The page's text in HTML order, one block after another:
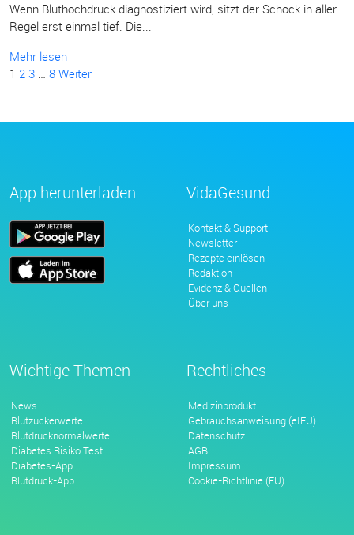
Wenn Bluthochdruck diagnostiziert wird, sitzt der Schock in aller
Regel erst einmal tief. Die...
Mehr lesen
1 2 3 … 8 Weiter
App herunterladen VidaGesund
Kontakt & Support
Newsletter
Rezepte einlösen
Redaktion
Evidenz & Quellen
Über uns
Wichtige Themen
News
Blutzuckerwerte
Blutdrucknormalwerte
Diabetes Risiko Test
Diabetes-App
Blutdruck-App
Rechtliches
Medizinprodukt
Gebrauchsanweisung (eIFU)
Datenschutz
AGB
Impressum
Cookie-Richtlinie (EU)